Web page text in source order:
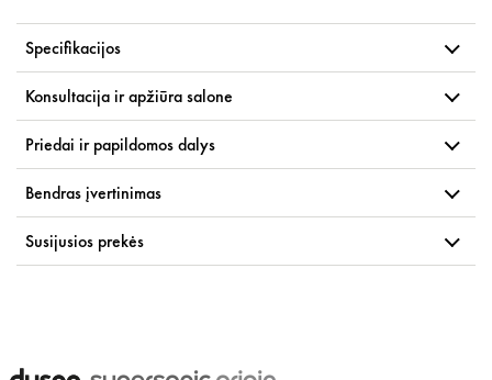
Specifikacijos
Konsultacija ir apžiūra salone
Priedai ir papildomos dalys
Bendras įvertinimas
Susijusios prekės